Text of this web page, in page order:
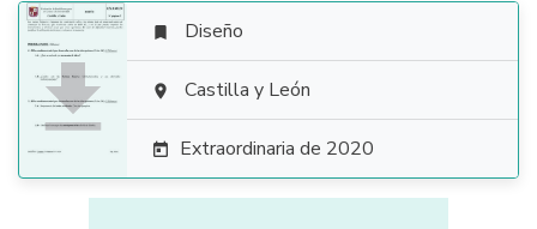

 Diseño
 Castilla y León
 Extraordinaria de 2020